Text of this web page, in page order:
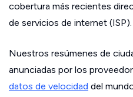
cobertura más recientes
de servicios de internet (ISP).
Nuestros resúmenes de
anunciadas por los
datos de velocidad del